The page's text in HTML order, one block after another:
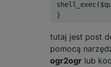
}
tutaj jest post
pomocą
ogr2ogr lub